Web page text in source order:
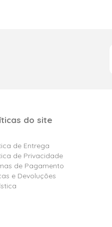
do site
de Entrega
de Privacidade
de Pagamento
e Devoluções